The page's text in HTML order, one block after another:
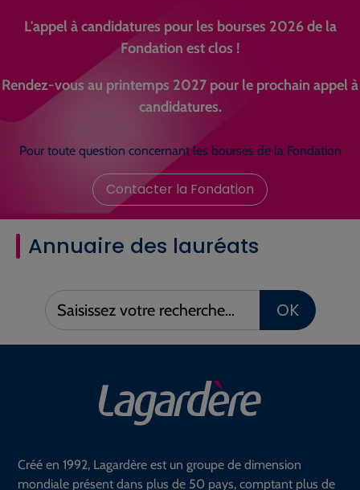
L'appel à candidatures pour les bourses 2026 de la
Fondation est clos !
Rendez-vous au printemps 2027 pour le prochain appel à
candidatures.
Pour toute question concernant les bourses de la Fondation
Contacter la Fondation
Annuaire des lauréats
Saisissez
votre
OK
Créé en 1992, Lagardère est un groupe de dimension
mondiale présent dans plus de 50 pays, comptant plus de